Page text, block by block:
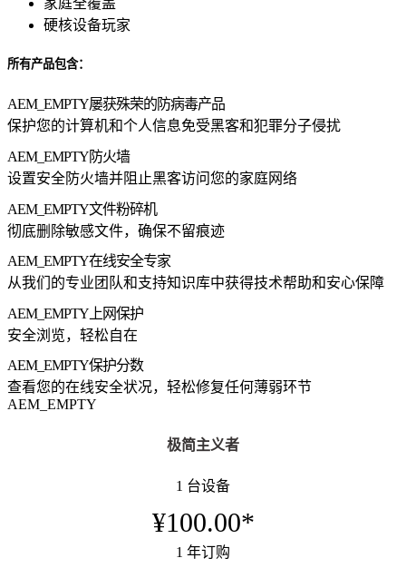
家庭全覆盖
硬核设备玩家
所有产品包含：
AEM_EMPTY屡获殊荣的防病毒产品
保护您的计算机和个人信息免受黑客和犯罪分子侵扰
AEM_EMPTY防火墙
设置安全防火墙并阻止黑客访问您的家庭网络
AEM_EMPTY文件粉碎机
彻底删除敏感文件，确保不留痕迹
AEM_EMPTY在线安全专家
从我们的专业团队和支持知识库中获得技术帮助和安心保障
AEM_EMPTY 上网保护
安全浏览，轻松自在
AEM_EMPTY保护分数
查看您的在线安全状况，轻松修复任何薄弱环节
AEM_EMPTY
极简主义者
1 台设备
¥100.00*
1 年订购